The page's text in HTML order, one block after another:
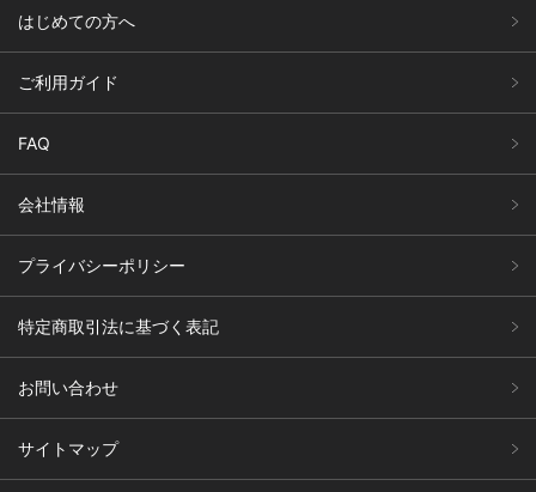
はじめての方へ
ご利用ガイド
FAQ
会社情報
プライバシーポリシー
特定商取引法に基づく表記
お問い合わせ
サイトマップ